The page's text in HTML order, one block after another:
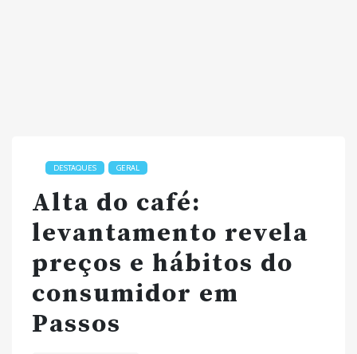
DESTAQUES GERAL
Alta do café:
levantamento revela
preços e hábitos do
consumidor em
Passos